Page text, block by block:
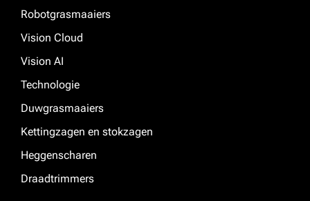
Robotgrasmaaiers
Vision Cloud
Vision AI
Technologie
Duwgrasmaaiers
Kettingzagen en stokzagen
Heggenscharen
Draadtrimmers